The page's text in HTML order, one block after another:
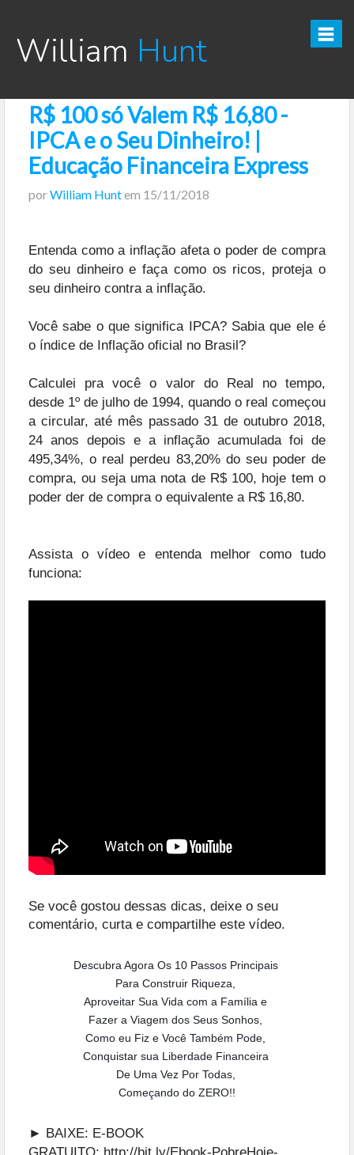
William Hunt
CURSO TESOURO DIRETO PRO
CURSO SEGREDOS DOS INVESTIMENTOS PARA INICIANTES
VÍDEOS
POSTS
R$ 100 só Valem R$ 16,80 -
IPCA e o Seu Dinheiro! |
Educação Financeira Express
porWilliam Huntem 15/11/2018
Entenda como a inflação afeta o poder de compra
do seu dinheiro e faça como os ricos, proteja o
seu dinheiro contra a inflação.
Você sabe o que significa IPCA? Sabia que ele é
o índice de Inflação oficial no Brasil?
Calculei pra você o valor do Real no tempo,
desde 1º de julho de 1994, quando o real começou
a circular, até mês passado 31 de outubro 2018,
24 anos depois e a inflação acumulada foi de
495,34%, o real perdeu 83,20% do seu poder de
compra, ou seja uma nota de R$ 100, hoje tem o
poder der de compra o equivalente a R$ 16,80.
Assista o vídeo e entenda melhor como tudo
funciona:
Se você gostou dessas dicas, deixe o seu
comentário, curta e compartilhe este vídeo.
Descubra Agora Os 10 Passos Principais
Para Construir Riqueza,
Aproveitar Sua Vida com a Família e
Fazer a Viagem dos Seus Sonhos,
Como eu Fiz e Você Também Pode,
Conquistar sua Liberdade Financeira
De Uma Vez Por Todas,
Começando do ZERO!!
► BAIXE: E-BOOK
GRATUITO: http://bit.ly/Ebook-PobreHoje-